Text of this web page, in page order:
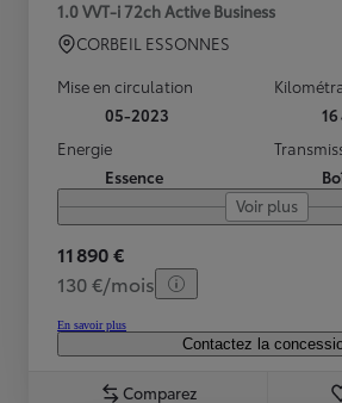
1.0 VVT-i 72ch Active Business
CORBEIL ESSONNES
Mise en circulation
05-2023
Energie
Essence
Voir plus
11 890 €
130 €/mois
En savoir plus
Contactez la
Comparez